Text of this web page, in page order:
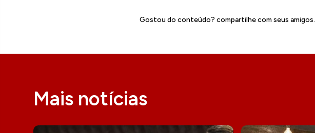
Gostou do conteúdo? compartilhe com seus amigos.
Mais notícias